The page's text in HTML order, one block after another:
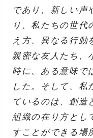
であり、新しい声
り、私たちの世代
え方、異なる行動
親密な友人たち、
時に、ある意味で
した。そして、私
ているのは、創造
組織の在り方とし
すことができる場